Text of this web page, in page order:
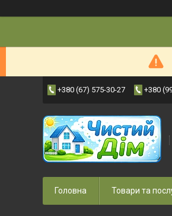
+380 (67) 575-30-27 +380
Головна Товари та